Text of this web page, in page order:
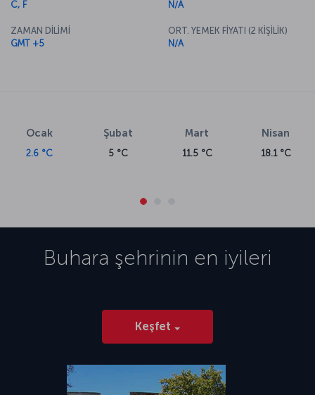
C, F
ZAMAN DİLİMİ
GMT +5
N/A
ORT. YEMEK FİYATI (2 KİŞİLİK)
N/A
Ocak
2.6 °C
Şubat
5 °C
Mart
11.5 °C
Nisan
18.1 °C
Buhara şehrinin en iyileri
Keşfet